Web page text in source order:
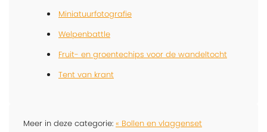
Miniatuurfotografie
Welpenbattle
Fruit- en groentechips voor de wandeltocht
Tent van krant
Meer in deze categorie: « Bollen en vlaggenset